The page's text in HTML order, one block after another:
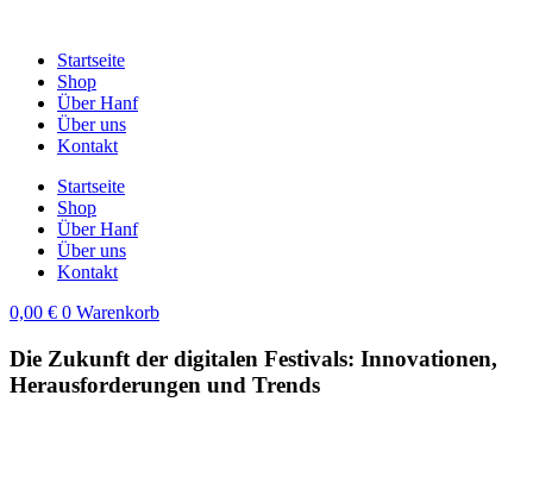
springenStartseite
Shop
Über Hanf
Über uns
Kontakt
Startseite
Shop
Über Hanf
Über uns
Kontakt
0,00 € 0 Warenkorb
Die Zukunft der digitalen Festivals: Innovationen,
Herausforderungen und Trends